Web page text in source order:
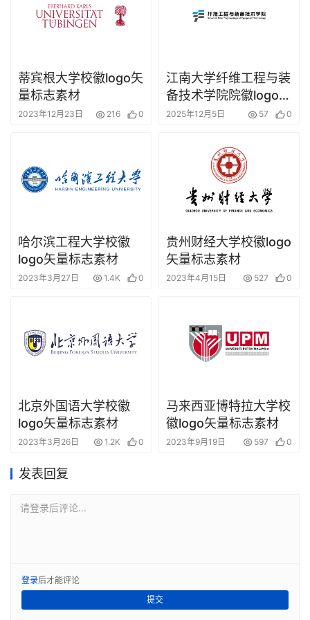
蒂宾根大学校徽logo矢
量标志素材
2023年12月23日 216 0
江南大学纤维工程与装
备技术学院院徽logo矢
量标志素材
2025年12月5日 57 0
哈尔滨工程大学校徽
logo矢量标志素材
2023年3月27日 1.4K 0
贵州财经大学校徽logo
矢量标志素材
2023年4月15日 527 0
北京外国语大学校徽
logo矢量标志素材
2023年3月26日 1.2K 0
马来西亚博特拉大学校
徽logo矢量标志素材
2023年9月19日 597 0
发表回复
请登录后评论...
登录后才能评论
提交